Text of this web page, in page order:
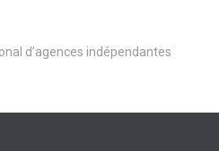
d’agences indépendantes